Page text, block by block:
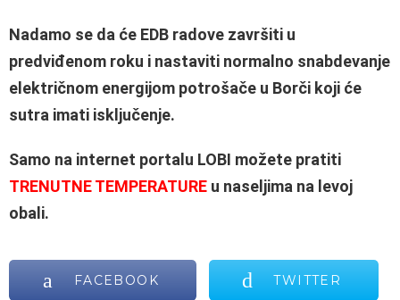
Nadamo se da će EDB radove završiti u
predviđenom roku i nastaviti normalno snabdevanje
električnom energijom potrošače u Borči koji će
sutra imati isključenje.
Samo na internet portalu LOBI možete pratiti
TRENUTNE TEMPERATURE u naseljima na levoj
obali.
FACEBOOK TWITTER